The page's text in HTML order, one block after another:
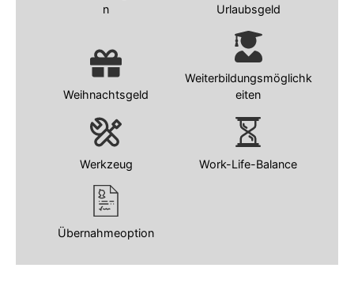
n
Urlaubsgeld
Weihnachtsgeld
Weiterbildungsmöglichk
eiten
Werkzeug Work-Life-Balance
Übernahmeoption